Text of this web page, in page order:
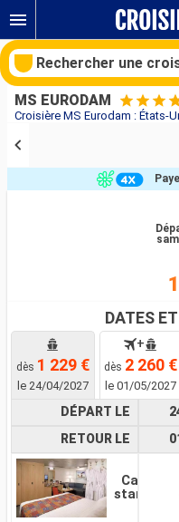
MS EURODAM
DATES
dès 1 229 €
le 24/04/2027
+
dès 2 260 €
le 01/05/2027
DÉPART LE
RETOUR LE
Cabine
standard
Rechercher une